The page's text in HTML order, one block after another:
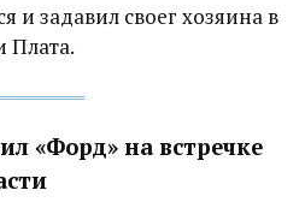
и задавил своег хозяина в
Плата.
«Форд» на встречке